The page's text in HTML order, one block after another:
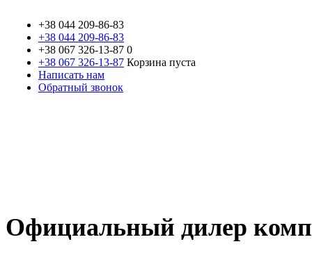
+38 044 209-86-83
+38 044 209-86-83
+38 067 326-13-87
+38 067 326-13-87
Написать нам
Обратный звонок
0
Корзина пуста
Официальный дилер